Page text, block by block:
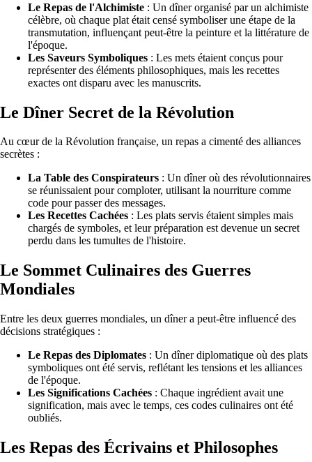
Le Repas de l'Alchimiste : Un dîner organisé par un alchimiste
célèbre, où chaque plat était censé symboliser une étape de la
transmutation, influençant peut-être la peinture et la littérature de
l'époque.
Les Saveurs Symboliques : Les mets étaient conçus pour
représenter des éléments philosophiques, mais les recettes
exactes ont disparu avec les manuscrits.
Le Dîner Secret de la Révolution
Au cœur de la Révolution française, un repas a cimenté des alliances
secrètes :
La Table des Conspirateurs : Un dîner où des révolutionnaires
se réunissaient pour comploter, utilisant la nourriture comme
code pour passer des messages.
Les Recettes Cachées : Les plats servis étaient simples mais
chargés de symboles, et leur préparation est devenue un secret
perdu dans les tumultes de l'histoire.
Le Sommet Culinaires des Guerres
Mondiales
Entre les deux guerres mondiales, un dîner a peut-être influencé des
décisions stratégiques :
Le Repas des Diplomates : Un dîner diplomatique où des plats
symboliques ont été servis, reflétant les tensions et les alliances
de l'époque.
Les Significations Cachées : Chaque ingrédient avait une
signification, mais avec le temps, ces codes culinaires ont été
oubliés.
Les Repas des Écrivains et Philosophes